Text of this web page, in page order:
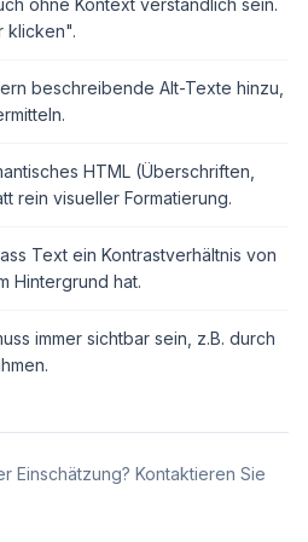
ohne Kontext verständlich sein.
klicken".
beschreibende Alt-Texte hinzu,
HTML (Überschriften,
rein visueller Formatierung.
Text ein Kontrastverhältnis von
Hintergrund hat.
immer sichtbar sein, z.B. durch
Einschätzung? Kontaktieren Sie